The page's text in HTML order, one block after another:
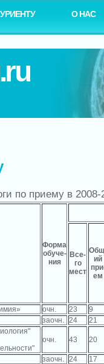
О НАС
по приему в 2008-
Форма
обуче-
ния
Все-
го
мест
ий
ем
очн. 23
9
заочн. 24 21
очн. 43 20
заочн. 24
17